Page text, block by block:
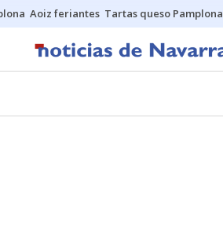
Aoiz feriantes Tartas queso Pamplona